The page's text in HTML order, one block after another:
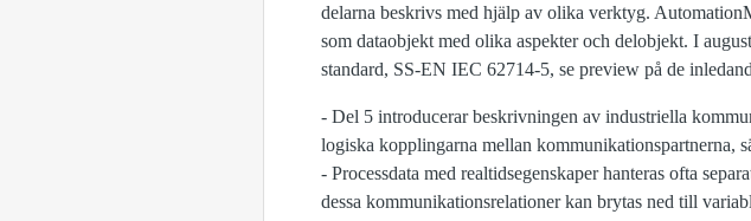
delarna beskrivs med hjälp av olika verktyg.
som dataobjekt med olika aspekter och delobjekt. I
standard, SS-EN IEC 62714-5, se preview på de
- Del 5 introducerar beskrivningen av industriella
logiska kopplingarna mellan kommunikationspartnerna,
- Processdata med realtidsegenskaper hanteras ofta
dessa kommunikationsrelationer kan brytas ned till